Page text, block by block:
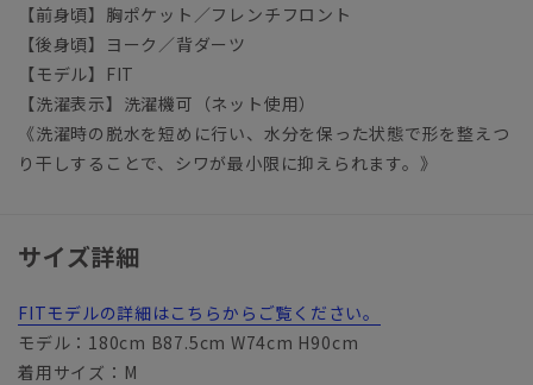
【前身頃】胸ポケット／フレンチフロント
【後身頃】ヨーク／背ダーツ
【モデル】FIT
【洗濯表示】洗濯機可（ネット使用）
《洗濯時の脱水を短めに行い、水分を保った状態で形を整えつ
り干しすることで、シワが最小限に抑えられます。》
サイズ詳細
FITモデルの詳細はこちらからご覧ください。
モデル：180cm B87.5cm W74cm H90cm
着用サイズ：M